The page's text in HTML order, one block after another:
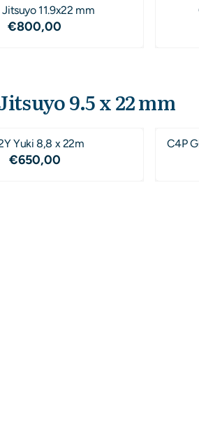
11.9x22 mm
Prijs: 800,00
€800,00
9.5 x 22 mm
Yuki 8,8 x 22m
Prijs: 650,00
€650,00